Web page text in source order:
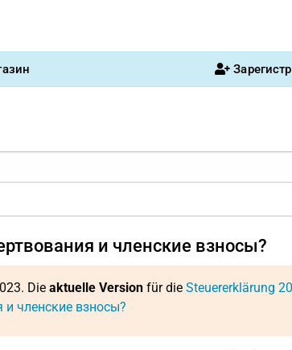
и членские взносы?
Die aktuelle Versionfür die Steuererklärung
членские взносы?